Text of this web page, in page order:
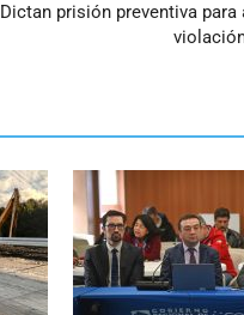
Dictan prisión preventiva para